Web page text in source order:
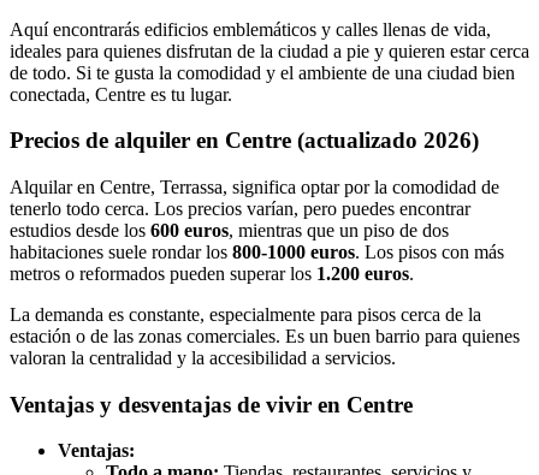
Aquí encontrarás edificios emblemáticos y calles llenas de vida,
ideales para quienes disfrutan de la ciudad a pie y quieren estar cerca
de todo. Si te gusta la comodidad y el ambiente de una ciudad bien
conectada, Centre es tu lugar.
Precios de alquiler en Centre (actualizado 2026)
Alquilar en Centre, Terrassa, significa optar por la comodidad de
tenerlo todo cerca. Los precios varían, pero puedes encontrar
estudios desde los 600 euros, mientras que un piso de dos
habitaciones suele rondar los 800-1000 euros. Los pisos con más
metros o reformados pueden superar los 1.200 euros.
La demanda es constante, especialmente para pisos cerca de la
estación o de las zonas comerciales. Es un buen barrio para quienes
valoran la centralidad y la accesibilidad a servicios.
Ventajas y desventajas de vivir en Centre
Ventajas: